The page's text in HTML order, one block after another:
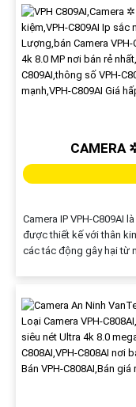
CAMERA
Camera IP VPH-C809AI
được thiết kế với thân
các tác động gây hại từ